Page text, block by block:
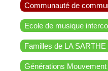
Communauté de
Ecole de musique
Familles de LA SARTHE
Générations Mouvement